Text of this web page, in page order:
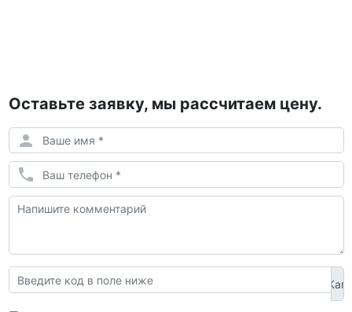
Оставьте заявку, мы рассчитаем цену.